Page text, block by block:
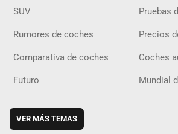
SUV Pruebas
Rumores de coches Precios
Comparativa de coches Coches
Futuro Mundial
VER MÁS TEMAS